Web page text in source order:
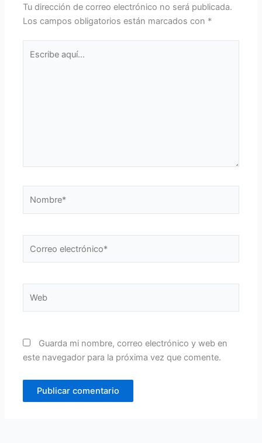
Tu dirección de correo electrónico no será publicada.
Los campos obligatorios están marcados con *
electrónico*
Guarda mi nombre, correo electrónico y web en
este navegador para la próxima vez que comente.